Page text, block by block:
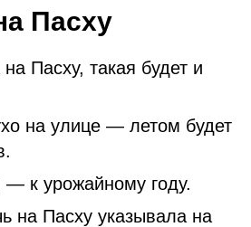
Пасху
Пасху, такая будет и
на улице — летом будет
— к урожайному году.
на Пасху указывала на